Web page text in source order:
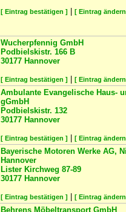
[ Eintrag bestätigen ] [ Eintrag
Wucherpfennig GmbH
Podbielskistr. 166 B
30177 Hannover
[ Eintrag bestätigen ] [ Eintrag
Ambulante Evangelische Haus-
gGmbH
Podbielskistr. 132
30177 Hannover
[ Eintrag bestätigen ] [ Eintrag
Bayerische Motoren Werke AG,
Hannover
Lister Kirchweg 87-89
30177 Hannover
[ Eintrag bestätigen ] [ Eintrag
Behrens Möbeltransport GmbH